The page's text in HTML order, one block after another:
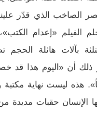
الصاخب الذي قدّر
بآلات هائلة الحجم
ذلك أن «اليوم هذا قد
هذه ليست نهاية
الإنسان حقبات مديدة